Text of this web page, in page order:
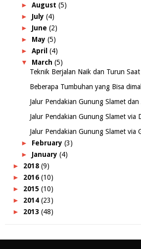
► August (5)
► July (4)
► June (2)
► May (5)
► April (4)
▼ March (5)
Teknik Berjalan Naik dan Turun
Beberapa Tumbuhan yang Bisa
Jalur Pendakian Gunung Slamet dan
Jalur Pendakian Gunung Slamet via
Jalur Pendakian Gunung Slamet via
► February (3)
► January (4)
► 2018 (9)
► 2016 (10)
► 2015 (10)
► 2014 (23)
► 2013 (48)